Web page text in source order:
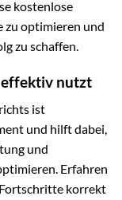
kostenlose
zu optimieren und
zu schaffen.
effektiv nutzt
ist
und hilft dabei,
und
Erfahren
korrekt